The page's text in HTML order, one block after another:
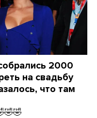
2000
на свадьбу
что там